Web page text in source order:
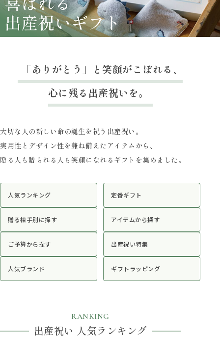
「ありがとう」と笑顔がこぼれる、
心に残る出産祝いを。
大切な人の新しい命の誕生を祝う出産祝い。
実用性とデザイン性を兼ね備えたアイテムから、
贈る人も贈られる人も笑顔になれるギフトを集めました。
人気ランキング 定番ギフト
贈る相手別に探す アイテムから探す
ご予算から探す 出産祝い特集
人気ブランド ギフトラッピング
RANKING
出産祝い 人気ランキング